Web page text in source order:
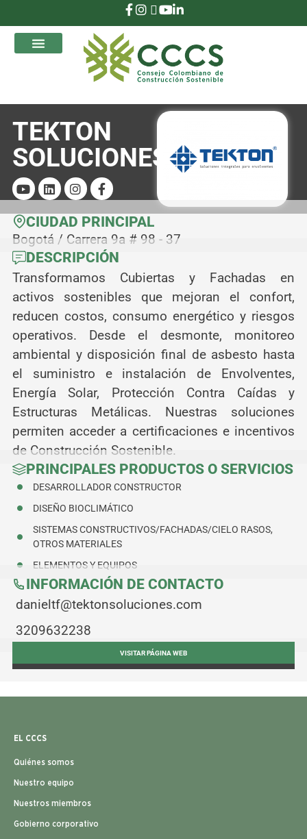
TEKTON
SOLUCIONES
CIUDAD PRINCIPAL
Bogotá / Carrera 9a # 98 - 37
DESCRIPCIÓN
Transformamos Cubiertas y Fachadas en
activos sostenibles que mejoran el confort,
reducen costos, consumo energético y riesgos
operativos. Desde el desmonte, monitoreo
ambiental y disposición final de asbesto hasta
el suministro e instalación de Envolventes,
Energía Solar, Protección Contra Caídas y
Estructuras Metálicas. Nuestras soluciones
permiten acceder a certificaciones e incentivos
de Construcción Sostenible.
PRINCIPALES PRODUCTOS O SERVICIOS
DESARROLLADOR CONSTRUCTOR
DISEÑO BIOCLIMÁTICO
SISTEMAS CONSTRUCTIVOS/FACHADAS/CIELO RASOS,
OTROS MATERIALES
ELEMENTOS Y EQUIPOS
INFORMACIÓN DE CONTACTO
danieltf@tektonsoluciones.com
3209632238
VISITAR PÁGINA WEB
EL CCCS
Quiénes somos
Nuestro equipo
Nuestros miembros
Gobierno corporativo